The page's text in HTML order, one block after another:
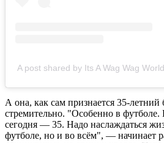
A post shared by Its A Wag Wag
А она, как сам признается 35-летний
стремительно. "Особенно в
сегодня — 35. Надо наслаждаться
футболе, но и во всём", — начинает